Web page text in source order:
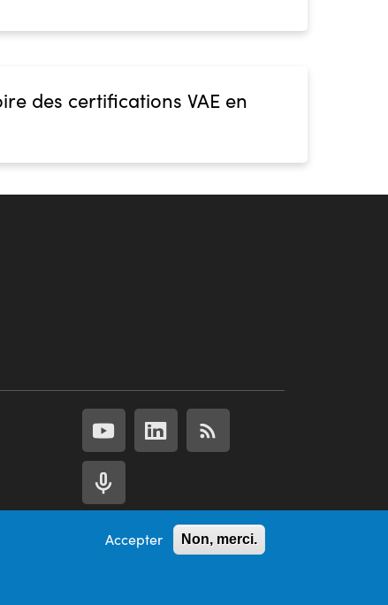
des certifications VAE en
Accepter Non, merci.